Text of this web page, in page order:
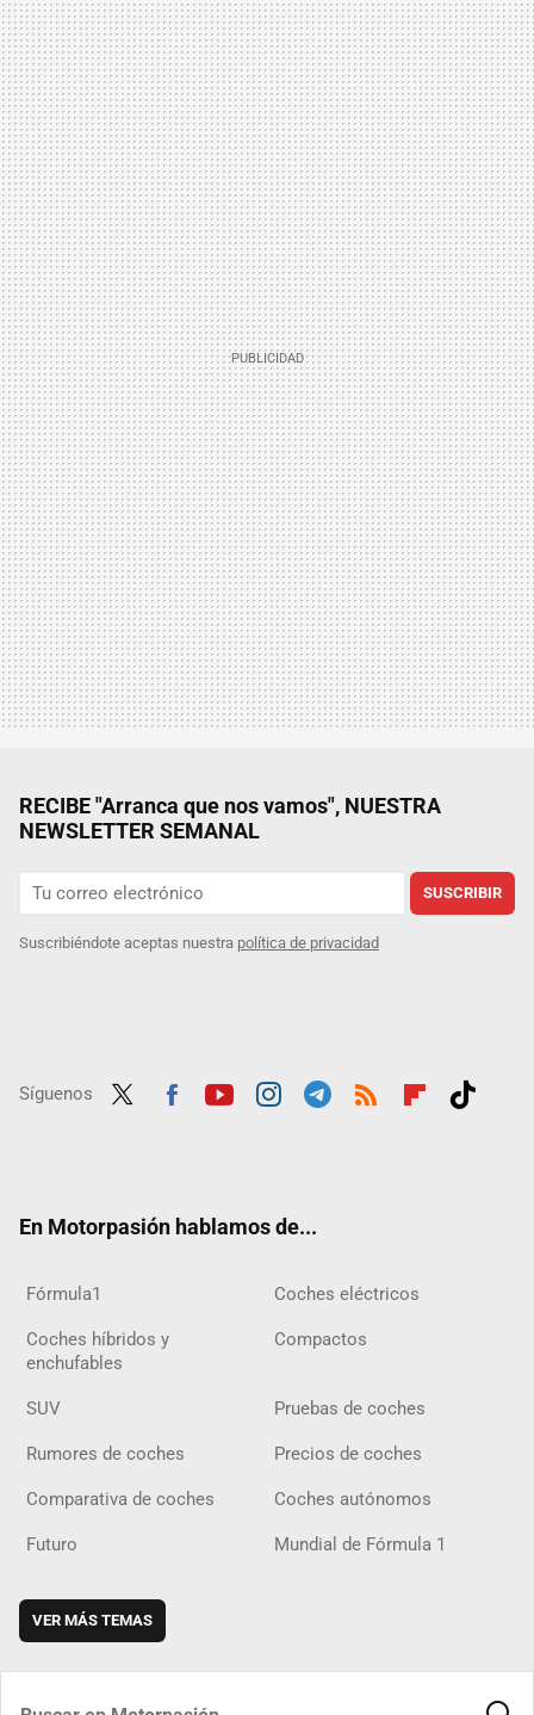
RECIBE "Arranca que nos vamos", NUESTRA
NEWSLETTER SEMANAL
SUSCRIBIR
Suscribiéndote aceptas nuestra política de privacidad
Síguenos
En Motorpasión hablamos de...
Fórmula1 Coches eléctricos
Coches híbridos y
enchufables
Compactos
SUV Pruebas de coches
Rumores de coches Precios de coches
Comparativa de coches Coches autónomos
Futuro Mundial de Fórmula 1
VER MÁS TEMAS